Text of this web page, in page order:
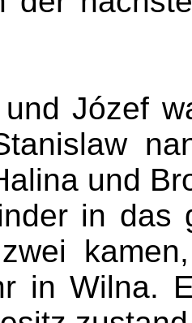
Józef
und
in das
in Wilna.